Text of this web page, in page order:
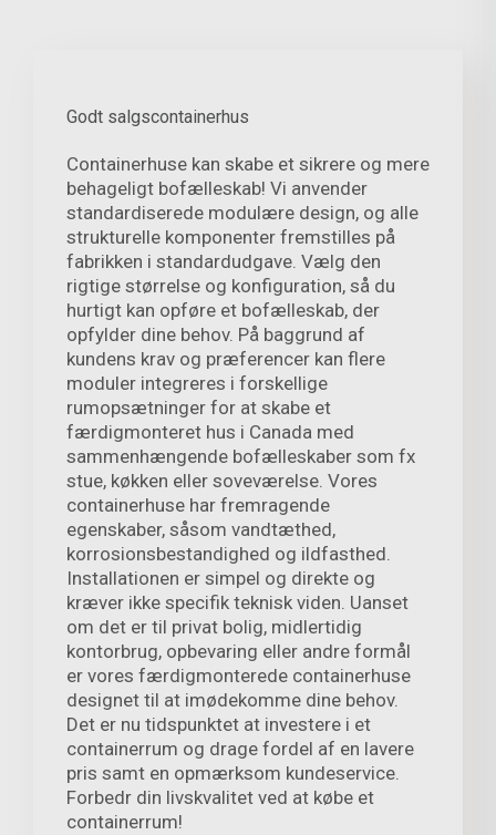
Godt salgscontainerhus
Containerhuse kan skabe et sikrere og mere
behageligt bofælleskab! Vi anvender
standardiserede modulære design, og alle
strukturelle komponenter fremstilles på
fabrikken i standardudgave. Vælg den
rigtige størrelse og konfiguration, så du
hurtigt kan opføre et bofælleskab, der
opfylder dine behov. På baggrund af
kundens krav og præferencer kan flere
moduler integreres i forskellige
rumopsætninger for at skabe et
færdigmonteret hus i Canada med
sammenhængende bofælleskaber som fx
stue, køkken eller soveværelse. Vores
containerhuse har fremragende
egenskaber, såsom vandtæthed,
korrosionsbestandighed og ildfasthed.
Installationen er simpel og direkte og
kræver ikke specifik teknisk viden. Uanset
om det er til privat bolig, midlertidig
kontorbrug, opbevaring eller andre formål
er vores færdigmonterede containerhuse
designet til at imødekomme dine behov.
Det er nu tidspunktet at investere i et
containerrum og drage fordel af en lavere
pris samt en opmærksom kundeservice.
Forbedr din livskvalitet ved at købe et
containerrum!